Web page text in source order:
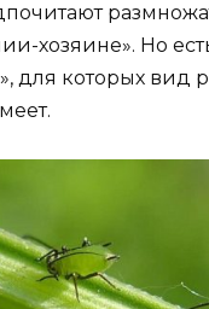
хозяине». Но
для которых вид